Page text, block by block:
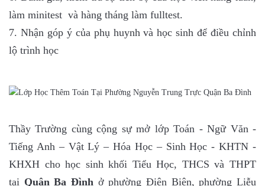
làm minitest và hàng tháng làm fulltest.
7. Nhận góp ý của phụ huynh và học sinh để điều chỉnh
lộ trình học
Thầy Trường cùng cộng sự mở lớp Toán - Ngữ Văn -
Tiếng Anh – Vật Lý – Hóa Học – Sinh Học - KHTN -
KHXH cho học sinh khối Tiểu Học, THCS và THPT
tại Quận Ba Đình ở phường Điện Biên, phường Liễu